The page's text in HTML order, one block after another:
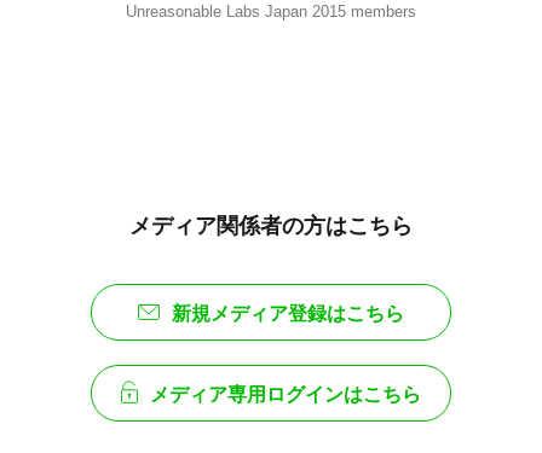
Unreasonable Labs Japan 2015 members
メディア関係者の方はこちら
新規メディア登録はこちら
メディア専用ログインはこちら